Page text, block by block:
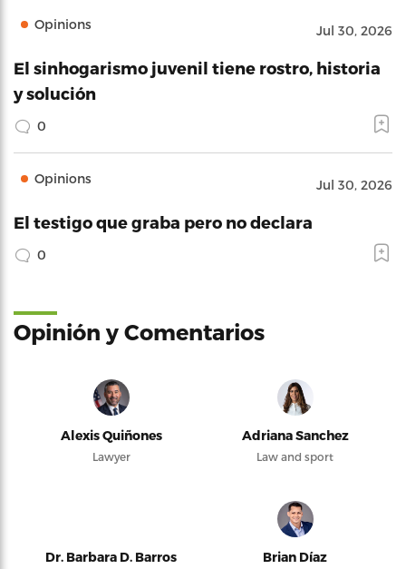
Opinions Jul 30, 2026
El sinhogarismo juvenil tiene rostro, historia
y solución
0
Opinions Jul 30, 2026
El testigo que graba pero no declara
0
Opinión y Comentarios
Alexis Quiñones
Lawyer
Adriana Sanchez
Law and sport
Dr. Barbara D. Barros Brian Díaz